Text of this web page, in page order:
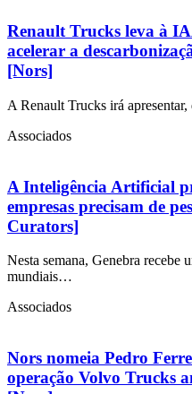
Renault Trucks leva à
acelerar a
[Nors]
A Renault Trucks irá
Associados
A Inteligência Artificial
empresas precisam de
Curators]
Nesta semana, Genebra recebe
mundiais…
Associados
Nors nomeia Pedro
operação Volvo Trucks